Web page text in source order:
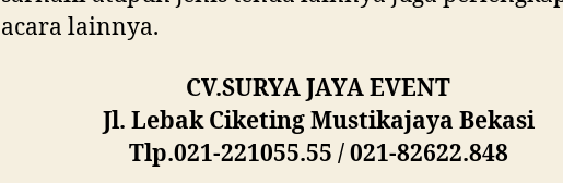
acara lainnya.
CV.SURYA JAYA EVENT
Jl. Lebak Ciketing Mustikajaya Bekasi
Tlp.021-221055.55 / 021-82622.848